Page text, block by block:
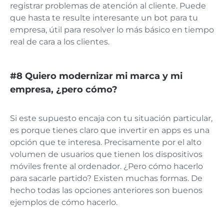
registrar problemas de atención al cliente. Puede
que hasta te resulte interesante un bot para tu
empresa, útil para resolver lo más básico en tiempo
real de cara a los clientes.
#8 Quiero modernizar mi marca y mi
empresa, ¿pero cómo?
Si este supuesto encaja con tu situación particular,
es porque tienes claro que invertir en apps es una
opción que te interesa. Precisamente por el alto
volumen de usuarios que tienen los dispositivos
móviles frente al ordenador. ¿Pero cómo hacerlo
para sacarle partido? Existen muchas formas. De
hecho todas las opciones anteriores son buenos
ejemplos de cómo hacerlo.